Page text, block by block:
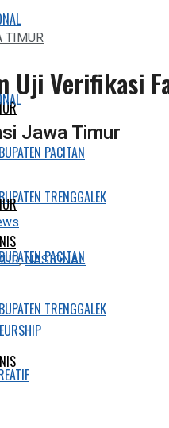
PACITAN
TRENGGALEK
PACITAN
TRENGGALEK
TIMUR
Uji Verifikasi
Jawa Timur
,NASIONAL